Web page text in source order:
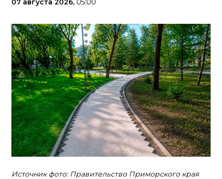
07 августа 2026, 05:00
Источник фото: Правительство Приморского края